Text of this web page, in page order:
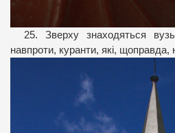
25. Зверху знаходяться
навпроти, куранти, які,